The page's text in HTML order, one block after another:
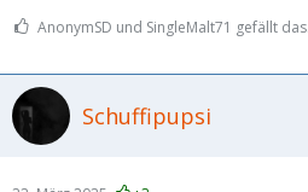
AnonymSD und SingleMalt71 gefällt das.
Schuffipupsi